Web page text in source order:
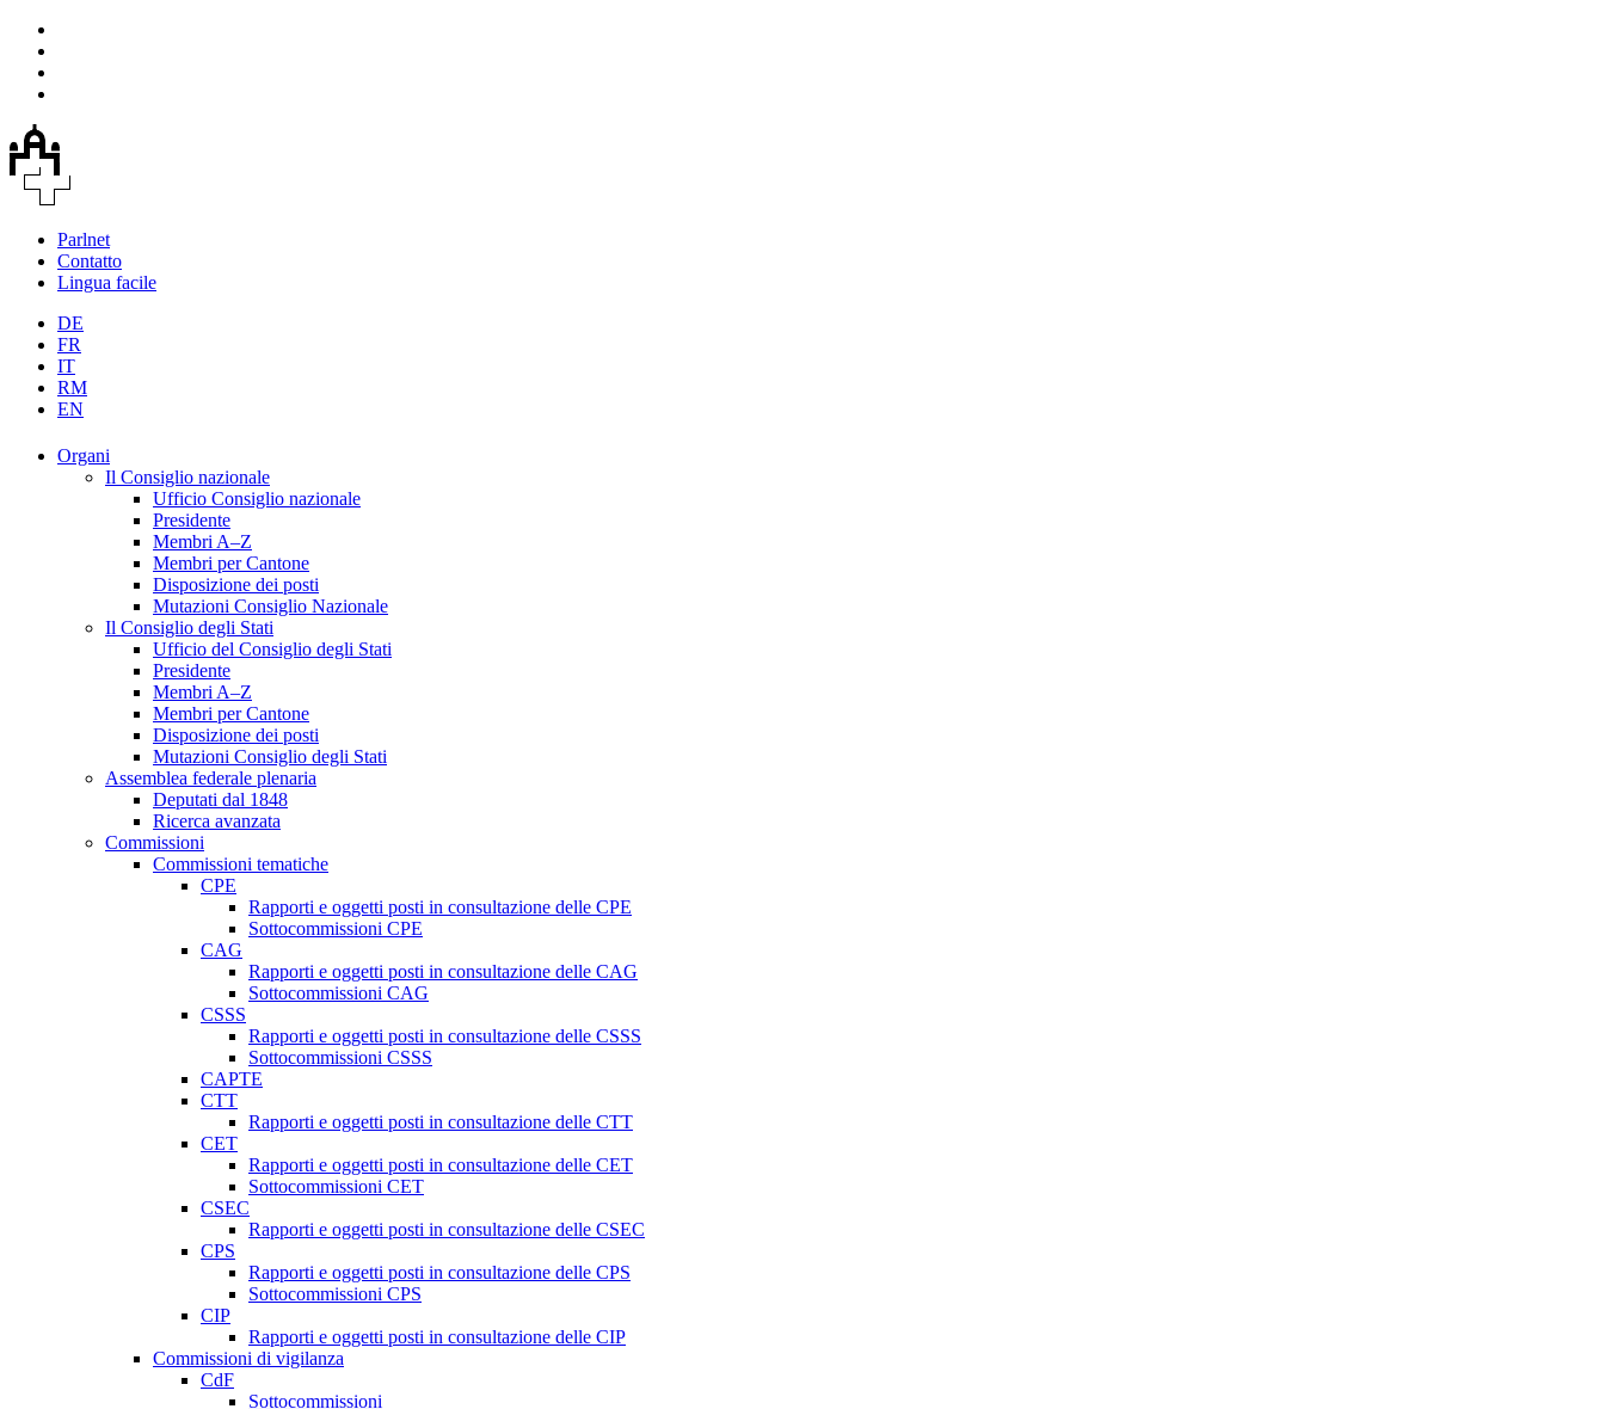
Parlnet
Contatto
Lingua facile
DE
FR
IT
RM
EN
Organi
Il Consiglio nazionale
Ufficio Consiglio nazionale
Presidente
Membri A–Z
Membri per Cantone
Disposizione dei posti
Mutazioni Consiglio Nazionale
Il Consiglio degli Stati
Ufficio del Consiglio degli Stati
Presidente
Membri A–Z
Membri per Cantone
Disposizione dei posti
Mutazioni Consiglio degli Stati
Assemblea federale plenaria
Deputati dal 1848
Ricerca avanzata
Commissioni
Commissioni tematiche
CPE
Rapporti e oggetti posti in consultazione delle CPE
Sottocommissioni CPE
CAG
Rapporti e oggetti posti in consultazione delle CAG
Sottocommissioni CAG
CSSS
Rapporti e oggetti posti in consultazione delle CSSS
Sottocommissioni CSSS
CAPTE
CTT
Rapporti e oggetti posti in consultazione delle CTT
CET
Rapporti e oggetti posti in consultazione delle CET
Sottocommissioni CET
CSEC
Rapporti e oggetti posti in consultazione delle CSEC
CPS
Rapporti e oggetti posti in consultazione delle CPS
Sottocommissioni CPS
CIP
Rapporti e oggetti posti in consultazione delle CIP
Commissioni di vigilanza
CdF
Sottocommissioni